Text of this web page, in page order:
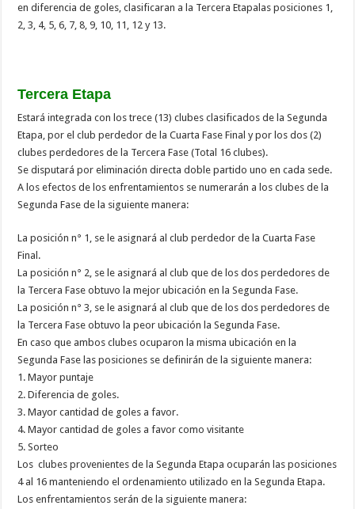
en diferencia de goles, clasificaran a la Tercera Etapalas posiciones 1,
2, 3, 4, 5, 6, 7, 8, 9, 10, 11, 12 y 13.
Tercera Etapa
Estará integrada con los trece (13) clubes clasificados de la Segunda
Etapa, por el club perdedor de la Cuarta Fase Final y por los dos (2)
clubes perdedores de la Tercera Fase (Total 16 clubes).
Se disputará por eliminación directa doble partido uno en cada sede.
A los efectos de los enfrentamientos se numerarán a los clubes de la
Segunda Fase de la siguiente manera:
La posición n° 1, se le asignará al club perdedor de la Cuarta Fase
Final.
La posición n° 2, se le asignará al club que de los dos perdedores de
la Tercera Fase obtuvo la mejor ubicación en la Segunda Fase.
La posición n° 3, se le asignará al club que de los dos perdedores de
la Tercera Fase obtuvo la peor ubicación la Segunda Fase.
En caso que ambos clubes ocuparon la misma ubicación en la
Segunda Fase las posiciones se definirán de la siguiente manera:
1. Mayor puntaje
2. Diferencia de goles.
3. Mayor cantidad de goles a favor.
4. Mayor cantidad de goles a favor como visitante
5. Sorteo
Los clubes provenientes de la Segunda Etapa ocuparán las posiciones
4 al 16 manteniendo el ordenamiento utilizado en la Segunda Etapa.
Los enfrentamientos serán de la siguiente manera: